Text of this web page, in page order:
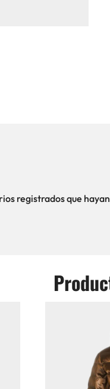
registrados que